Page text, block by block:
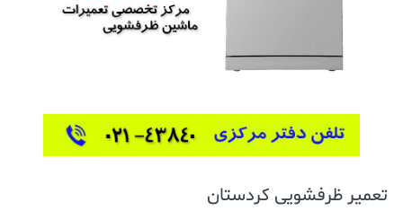
تعمیر ظرفشویی کردستان